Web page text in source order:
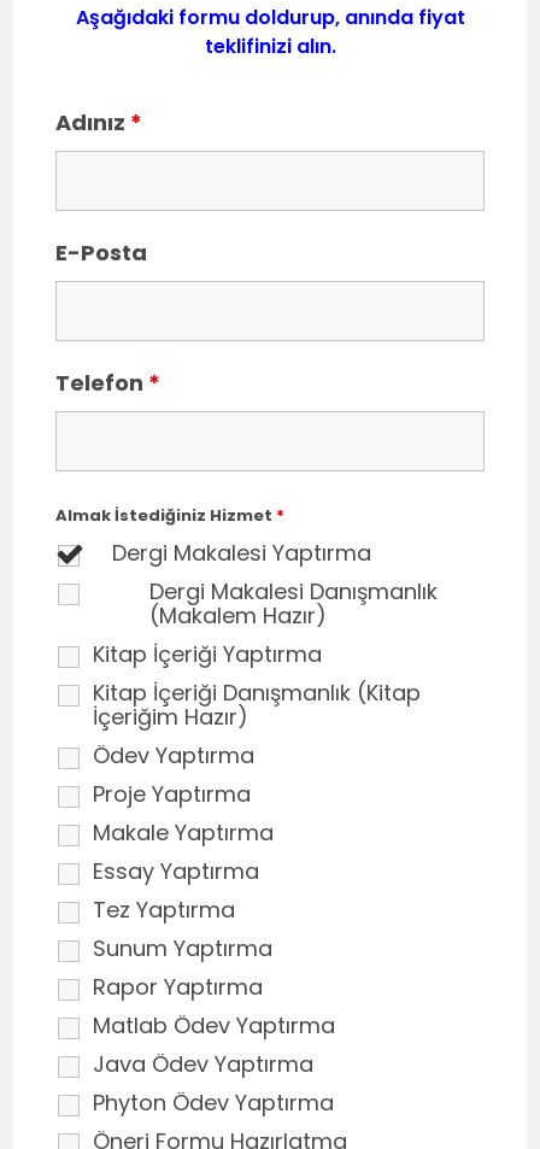
Aşağıdaki formu doldurup, anında fiyat
teklifinizi alın.
Adınız *
E-Posta
Telefon *
Almak İstediğiniz Hizmet *
Dergi Makalesi Yaptırma
Dergi Makalesi Danışmanlık
(Makalem Hazır)
Kitap İçeriği Yaptırma
Kitap İçeriği Danışmanlık (Kitap
İçeriğim Hazır)
Ödev Yaptırma
Proje Yaptırma
Makale Yaptırma
Essay Yaptırma
Tez Yaptırma
Sunum Yaptırma
Rapor Yaptırma
Matlab Ödev Yaptırma
Java Ödev Yaptırma
Phyton Ödev Yaptırma
Öneri Formu Hazırlatma